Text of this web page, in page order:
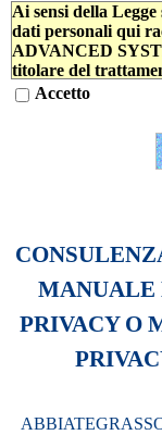
Ai sensi della
dati personali qui
ADVANCED
titolare del
196/2003 per
gestione dei
inerenti l'attività
statistiche,
dell'azienda,
Accetto
MANUALE
PRIVACY O